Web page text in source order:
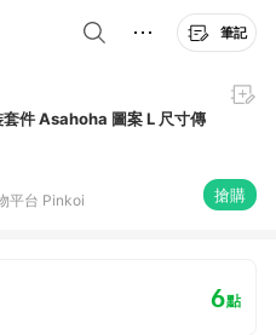
筆記
套件 Asahoha 圖案 L 尺寸傳
平台 Pinkoi 搶購
6點